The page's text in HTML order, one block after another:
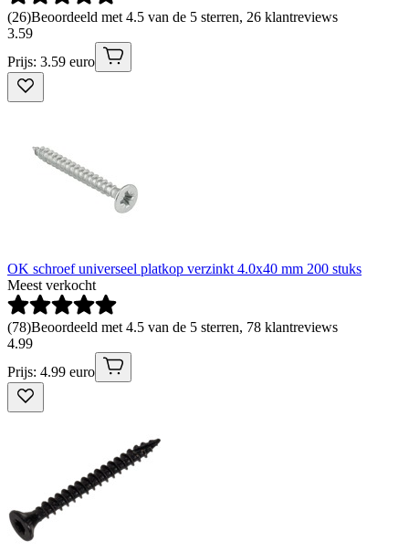
(26)Beoordeeld met 4.5 van de 5 sterren, 26 klantreviews
3.59
Prijs: 3.59 euro
OK schroef universeel platkop verzinkt 4.0x40 mm 200 stuks
Meest verkocht
(78)Beoordeeld met 4.5 van de 5 sterren, 78 klantreviews
4.99
Prijs: 4.99 euro